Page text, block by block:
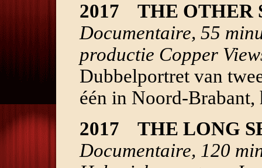
2017 THE OTHER
Documentaire, 55
productie Copper
Dubbelportret van
één in Noord-Brabant,
2017 THE LONG
Documentaire, 120